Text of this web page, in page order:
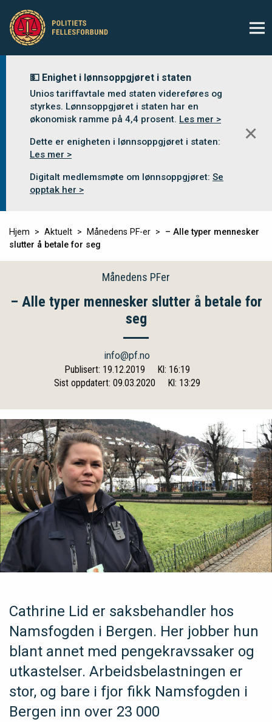
💵 Enighet i lønnsoppgjøret i staten
Unios tariffavtale med staten videreføres og
styrkes. Lønnsoppgjøret i staten har en
økonomisk ramme på 4,4 prosent. Les mer >
Dette er enigheten i lønnsoppgjøret i staten:
Les mer >
Digitalt medlemsmøte om lønnsoppgjøret: Se
opptak her >
✕
Hjem Aktuelt Månedens PF-er
– Alle typer mennesker
slutter å betale for seg
Månedens PFer
– Alle typer mennesker slutter å betale for
seg
info@pf.no
Publisert: 19.12.2019
Kl: 16:19
Sist oppdatert: 09.03.2020
Kl: 13:29
Cathrine Lid er saksbehandler hos
Namsfogden i Bergen. Her jobber hun
blant annet med pengekravssaker og
utkastelser. Arbeidsbelastningen er
stor, og bare i fjor fikk Namsfogden i
Bergen inn over 23 000